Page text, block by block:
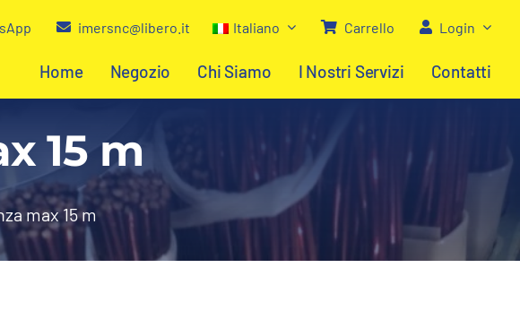
imersnc@libero.it Italiano Carrello Login
Home Negozio Chi Siamo I Nostri Servizi Contatti
15 m
max 15 m